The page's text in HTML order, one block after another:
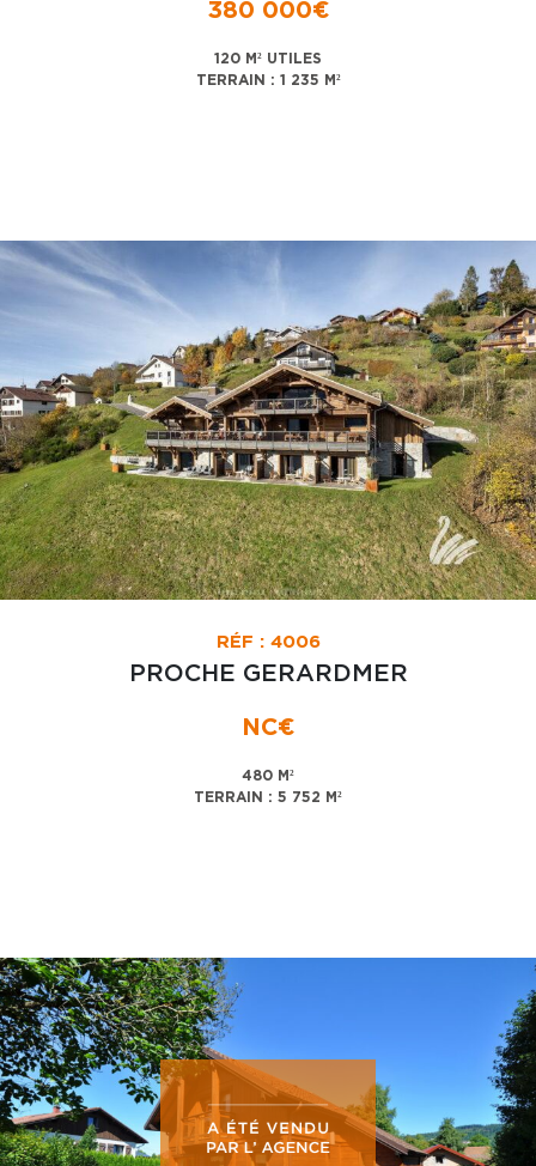
380 000€
120 M² UTILES
TERRAIN : 1 235 M²
RÉF : 4006
PROCHE GERARDMER
NC€
480 M²
TERRAIN : 5 752 M²